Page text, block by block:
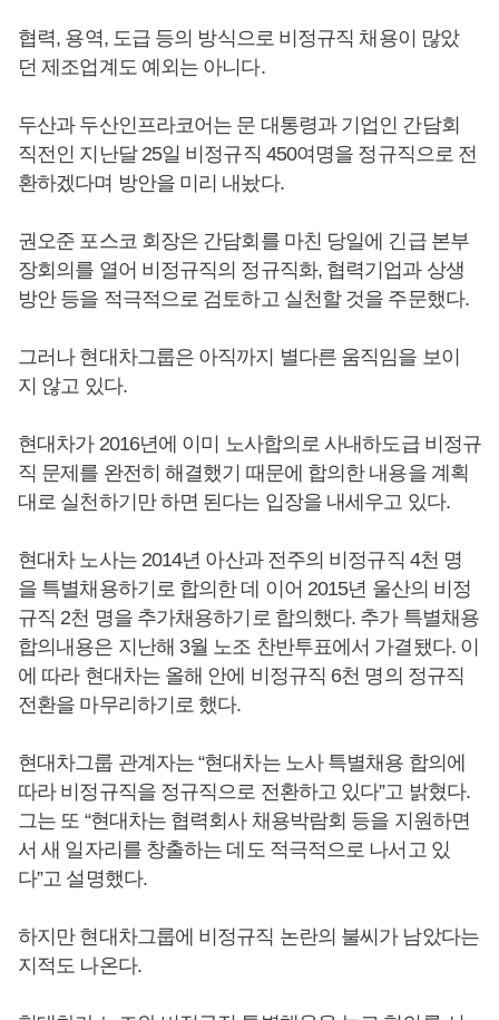
협력, 용역, 도급 등의 방식으로 비정규직 채용이 많았
던 제조업계도 예외는 아니다.
두산과 두산인프라코어는 문 대통령과 기업인 간담회
직전인 지난달 25일 비정규직 450여명을 정규직으로 전
환하겠다며 방안을 미리 내놨다.
권오준 포스코 회장은 간담회를 마친 당일에 긴급 본부
장회의를 열어 비정규직의 정규직화, 협력기업과 상생
방안 등을 적극적으로 검토하고 실천할 것을 주문했다.
그러나 현대차그룹은 아직까지 별다른 움직임을 보이
지 않고 있다.
현대차가 2016년에 이미 노사합의로 사내하도급 비정규
직 문제를 완전히 해결했기 때문에 합의한 내용을 계획
대로 실천하기만 하면 된다는 입장을 내세우고 있다.
현대차 노사는 2014년 아산과 전주의 비정규직 4천 명
을 특별채용하기로 합의한 데 이어 2015년 울산의 비정
규직 2천 명을 추가채용하기로 합의했다. 추가 특별채용
합의내용은 지난해 3월 노조 찬반투표에서 가결됐다. 이
에 따라 현대차는 올해 안에 비정규직 6천 명의 정규직
전환을 마무리하기로 했다.
현대차그룹 관계자는 “현대차는 노사 특별채용 합의에
따라 비정규직을 정규직으로 전환하고 있다”고 밝혔다.
그는 또 “현대차는 협력회사 채용박람회 등을 지원하면
서 새 일자리를 창출하는 데도 적극적으로 나서고 있
다”고 설명했다.
하지만 현대차그룹에 비정규직 논란의 불씨가 남았다는
지적도 나온다.